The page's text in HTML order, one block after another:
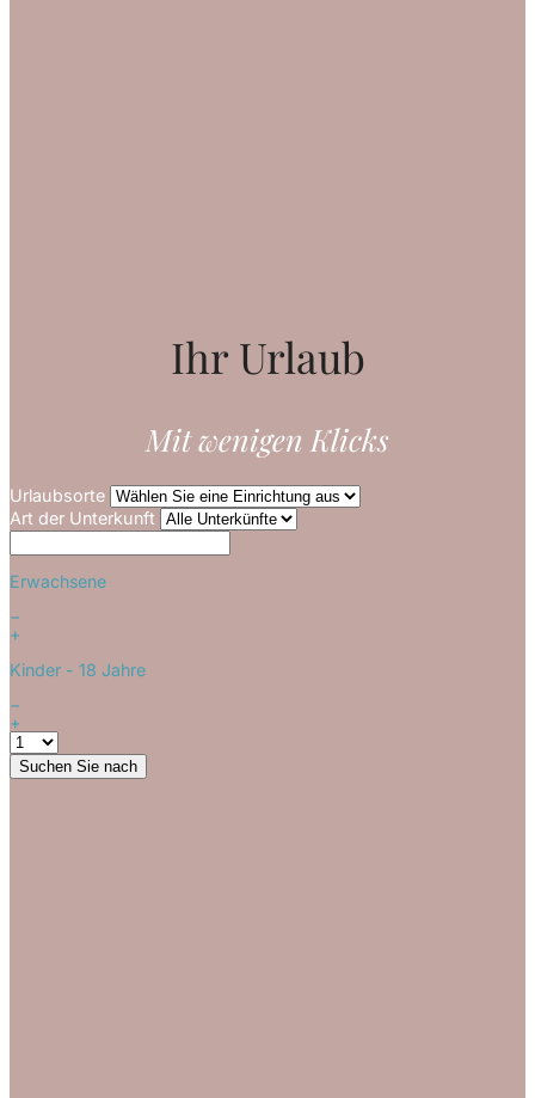
Ihr Urlaub
Mit wenigen Klicks
Urlaubsorte
Art der Unterkunft
Erwachsene
−
+
Kinder - 18 Jahre
−
+
Suchen Sie nach